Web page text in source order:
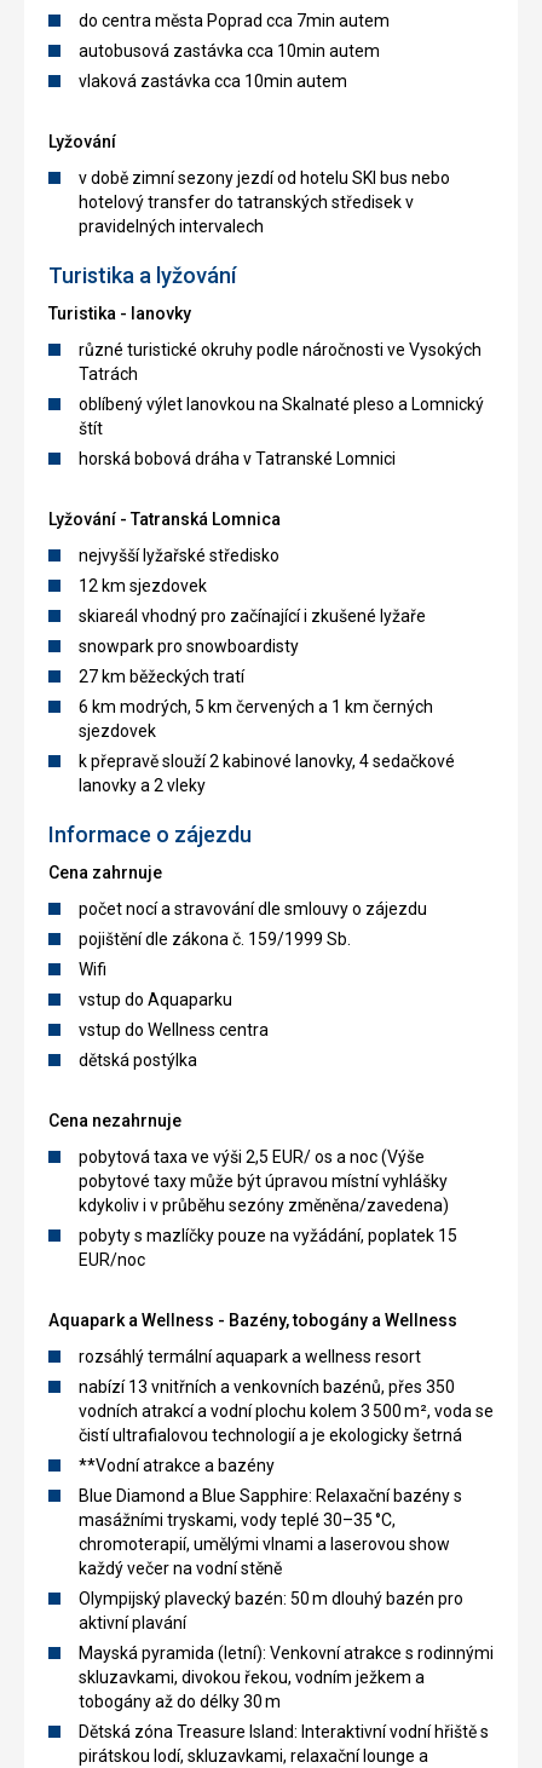
do centra města Poprad cca 7min autem
autobusová zastávka cca 10min autem
vlaková zastávka cca 10min autem
Lyžování
v době zimní sezony jezdí od hotelu SKI bus nebo
hotelový transfer do tatranských středisek v
pravidelných intervalech
Turistika a lyžování
Turistika - lanovky
různé turistické okruhy podle náročnosti ve Vysokých
Tatrách
oblíbený výlet lanovkou na Skalnaté pleso a Lomnický
štít
horská bobová dráha v Tatranské Lomnici
Lyžování - Tatranská Lomnica
nejvyšší lyžařské středisko
12 km sjezdovek
skiareál vhodný pro začínající i zkušené lyžaře
snowpark pro snowboardisty
27 km běžeckých tratí
6 km modrých, 5 km červených a 1 km černých
sjezdovek
k přepravě slouží 2 kabinové lanovky, 4 sedačkové
lanovky a 2 vleky
Informace o zájezdu
Cena zahrnuje
počet nocí a stravování dle smlouvy o zájezdu
pojištění dle zákona č. 159/1999 Sb.
Wifi
vstup do Aquaparku
vstup do Wellness centra
dětská postýlka
Cena nezahrnuje
pobytová taxa ve výši 2,5 EUR/ os a noc (Výše
pobytové taxy může být úpravou místní vyhlášky
kdykoliv i v průběhu sezóny změněna/zavedena)
pobyty s mazlíčky pouze na vyžádání, poplatek 15
EUR/noc
Aquapark a Wellness - Bazény, tobogány a Wellness
rozsáhlý termální aquapark a wellness resort
nabízí 13 vnitřních a venkovních bazénů, přes 350
vodních atrakcí a vodní plochu kolem 3 500 m², voda se
čistí ultrafialovou technologií a je ekologicky šetrná
**Vodní atrakce a bazény
Blue Diamond a Blue Sapphire: Relaxační bazény s
masážními tryskami, vody teplé 30–35 °C,
chromoterapií, umělými vlnami a laserovou show
každý večer na vodní stěně
Olympijský plavecký bazén: 50 m dlouhý bazén pro
aktivní plavání
Mayská pyramida (letní): Venkovní atrakce s rodinnými
skluzavkami, divokou řekou, vodním ježkem a
tobogány až do délky 30 m
Dětská zóna Treasure Island: Interaktivní vodní hřiště s
pirátskou lodí, skluzavkami, relaxační lounge a